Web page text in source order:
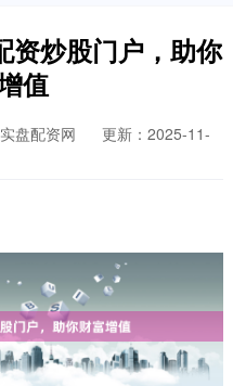
资炒股门户，助你
值
盘配资网
更新：2025-11-